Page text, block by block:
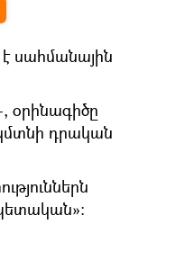
սահմանային
օրինագիծը
դրական